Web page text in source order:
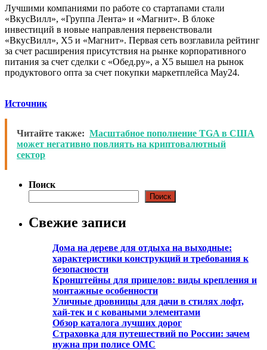
Лучшими компаниями по работе со стартапами стали
«ВкусВилл», «Группа Лента» и «Магнит». В блоке
инвестиций в новые направления первенствовали
«ВкусВилл», X5 и «Магнит». Первая сеть возглавила рейтинг
за счет расширения присутствия на рынке корпоративного
питания за счет сделки с «Обед.ру», а Х5 вышел на рынок
продуктового опта за счет покупки маркетплейса May24.
Источник
Читайте также: Масштабное пополнение TGA в США
может негативно повлиять на криптовалютный
сектор
Поиск
Поиск
Свежие записи
Дома на дереве для отдыха на выходные:
характеристики конструкций и требования к
безопасности
Кронштейны для прицелов: виды крепления и
монтажные особенности
Уличные дровницы для дачи в стилях лофт,
хай-тек и с коваными элементами
Обзор каталога лучших дорог
Страховка для путешествий по России: зачем
нужна при полисе ОМС